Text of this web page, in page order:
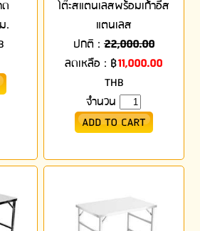
.
โต๊ะสแตนเลสพร้อมเก้าอี้ส
แตนเลส
ปกติ : 22,000.00
ลดเหลือ : ฿11,000.00
THB
จำนวน